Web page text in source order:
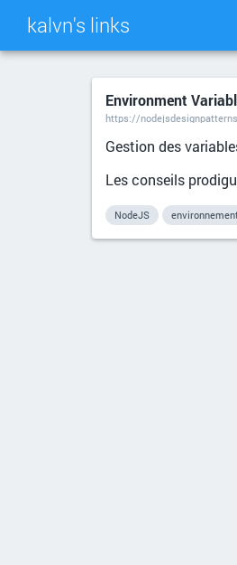
kalvn's links
Environment
https://
Gestion des
Les conseils
NodeJS